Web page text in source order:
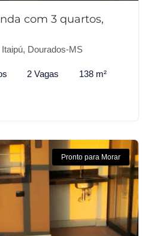
com 3 quartos,
Dourados-MS
2 Vagas 138 m²
Pronto para Morar